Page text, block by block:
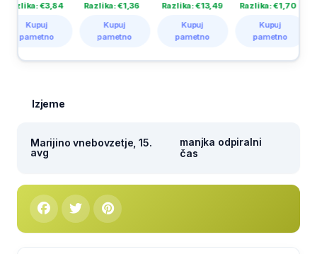
€3,84
Razlika: €1,36
pametno
Razlika: €13,49
pametno
Razlika: €1,70
pametno
Izjeme
Marijino vnebovzetje, 15.
avg
manjka odpiralni
čas